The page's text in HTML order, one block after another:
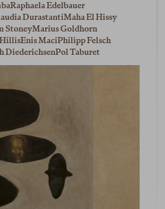
Raphaela Edelbauer
DurastantiMaha El Hissy
StoneyMarius Goldhorn
Enis MaciPhilipp Felsch
DiederichsenPol Taburet